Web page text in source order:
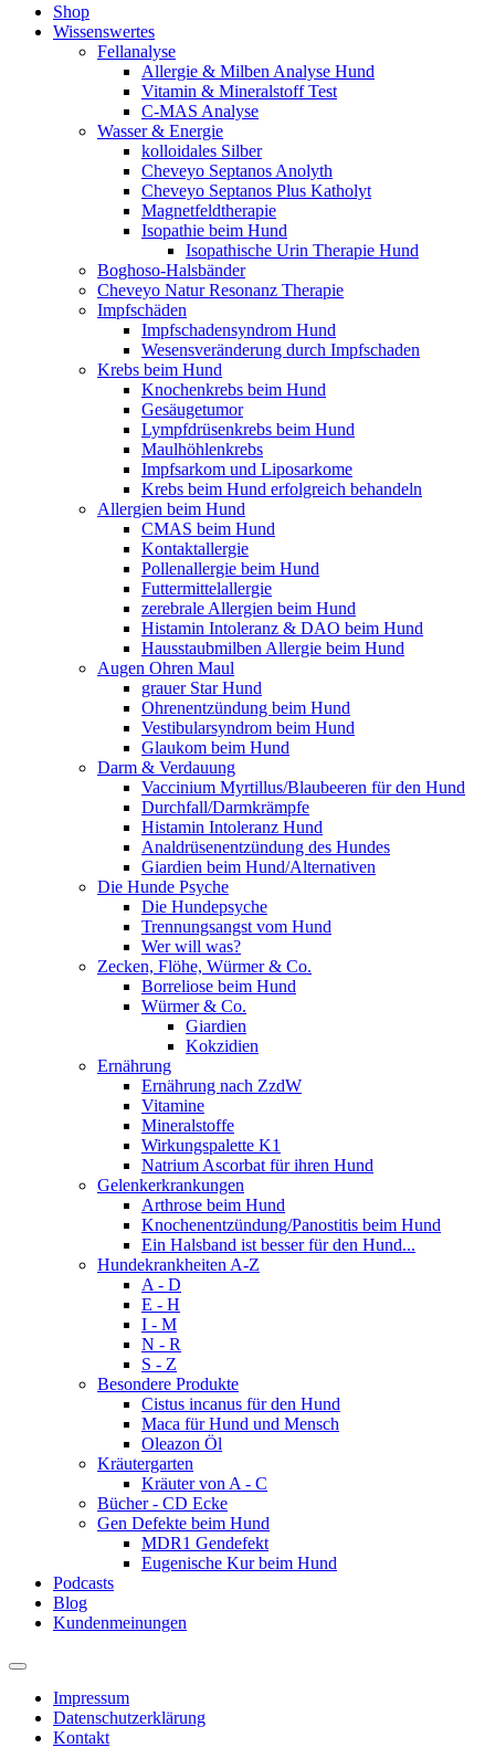
Shop
Wissenswertes
Fellanalyse
Allergie & Milben Analyse Hund
Vitamin & Mineralstoff Test
C-MAS Analyse
Wasser & Energie
kolloidales Silber
Cheveyo Septanos Anolyth
Cheveyo Septanos Plus Katholyt
Magnetfeldtherapie
Isopathie beim Hund
Isopathische Urin Therapie Hund
Boghoso-Halsbänder
Cheveyo Natur Resonanz Therapie
Impfschäden
Impfschadensyndrom Hund
Wesensveränderung durch Impfschaden
Krebs beim Hund
Knochenkrebs beim Hund
Gesäugetumor
Lympfdrüsenkrebs beim Hund
Maulhöhlenkrebs
Impfsarkom und Liposarkome
Krebs beim Hund erfolgreich behandeln
Allergien beim Hund
CMAS beim Hund
Kontaktallergie
Pollenallergie beim Hund
Futtermittelallergie
zerebrale Allergien beim Hund
Histamin Intoleranz & DAO beim Hund
Hausstaubmilben Allergie beim Hund
Augen Ohren Maul
grauer Star Hund
Ohrenentzündung beim Hund
Vestibularsyndrom beim Hund
Glaukom beim Hund
Darm & Verdauung
Vaccinium Myrtillus/Blaubeeren für den Hund
Durchfall/Darmkrämpfe
Histamin Intoleranz Hund
Analdrüsenentzündung des Hundes
Giardien beim Hund/Alternativen
Die Hunde Psyche
Die Hundepsyche
Trennungsangst vom Hund
Wer will was?
Zecken, Flöhe, Würmer & Co.
Borreliose beim Hund
Würmer & Co.
Giardien
Kokzidien
Ernährung
Ernährung nach ZzdW
Vitamine
Mineralstoffe
Wirkungspalette K1
Natrium Ascorbat für ihren Hund
Gelenkerkrankungen
Arthrose beim Hund
Knochenentzündung/Panostitis beim Hund
Ein Halsband ist besser für den Hund...
Hundekrankheiten A-Z
A - D
E - H
I - M
N - R
S - Z
Besondere Produkte
Cistus incanus für den Hund
Maca für Hund und Mensch
Oleazon Öl
Kräutergarten
Kräuter von A - C
Bücher - CD Ecke
Gen Defekte beim Hund
MDR1 Gendefekt
Eugenische Kur beim Hund
Podcasts
Blog
Kundenmeinungen
Impressum
Datenschutzerklärung
Kontakt